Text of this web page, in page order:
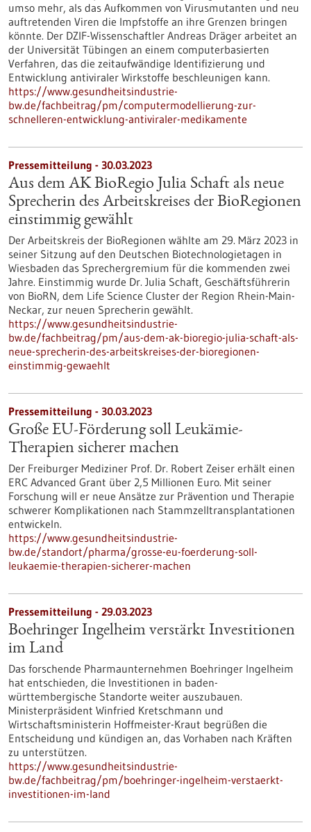
umso mehr, als das Aufkommen von Virusmutanten und neu
auftretenden Viren die Impfstoffe an ihre Grenzen bringen
könnte. Der DZIF-Wissenschaftler Andreas Dräger arbeitet an
der Universität Tübingen an einem computerbasierten
Verfahren, das die zeitaufwändige Identifizierung und
Entwicklung antiviraler Wirkstoffe beschleunigen kann.
https://www.gesundheitsindustrie-
bw.de/fachbeitrag/pm/computermodellierung-zur-
schnelleren-entwicklung-antiviraler-medikamente
Pressemitteilung - 30.03.2023
Aus dem AK BioRegio Julia Schaft als neue
Sprecherin des Arbeitskreises der BioRegionen
einstimmig gewählt
Der Arbeitskreis der BioRegionen wählte am 29. März 2023 in
seiner Sitzung auf den Deutschen Biotechnologietagen in
Wiesbaden das Sprechergremium für die kommenden zwei
Jahre. Einstimmig wurde Dr. Julia Schaft, Geschäftsführerin
von BioRN, dem Life Science Cluster der Region Rhein-Main-
Neckar, zur neuen Sprecherin gewählt.
https://www.gesundheitsindustrie-
bw.de/fachbeitrag/pm/aus-dem-ak-bioregio-julia-schaft-als-
neue-sprecherin-des-arbeitskreises-der-bioregionen-
einstimmig-gewaehlt
Pressemitteilung - 30.03.2023
Große EU-Förderung soll Leukämie-
Therapien sicherer machen
Der Freiburger Mediziner Prof. Dr. Robert Zeiser erhält einen
ERC Advanced Grant über 2,5 Millionen Euro. Mit seiner
Forschung will er neue Ansätze zur Prävention und Therapie
schwerer Komplikationen nach Stammzelltransplantationen
entwickeln.
https://www.gesundheitsindustrie-
bw.de/standort/pharma/grosse-eu-foerderung-soll-
leukaemie-therapien-sicherer-machen
Pressemitteilung - 29.03.2023
Boehringer Ingelheim verstärkt Investitionen
im Land
Das forschende Pharmaunternehmen Boehringer Ingelheim
hat entschieden, die Investitionen in baden-
württembergische Standorte weiter auszubauen.
Ministerpräsident Winfried Kretschmann und
Wirtschaftsministerin Hoffmeister-Kraut begrüßen die
Entscheidung und kündigen an, das Vorhaben nach Kräften
zu unterstützen.
https://www.gesundheitsindustrie-
bw.de/fachbeitrag/pm/boehringer-ingelheim-verstaerkt-
investitionen-im-land